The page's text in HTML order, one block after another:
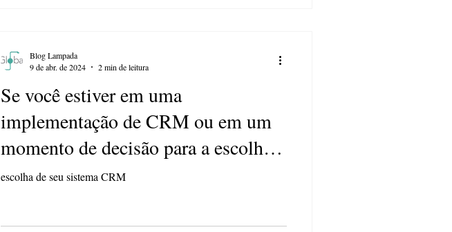
Se você estiver em uma
implementação de CRM ou em um
momento de decisão para a escolha
do seu sistema CRM cuidado com a
é a melhor solução. Muita atenção
escolha de seu sistema CRM
Blog Lampada
9 de abr. de 2024
2 min de leitura